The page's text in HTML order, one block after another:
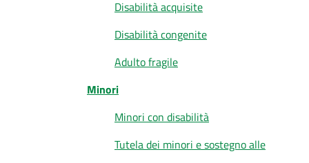
Disabilità acquisite
Disabilità congenite
Adulto fragile
Minori
Minori con disabilità
Tutela dei minori e sostegno alle